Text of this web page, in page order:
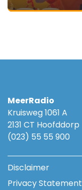
MeerRadio
Kruisweg 1061 A
2131 CT Hoofddorp
(023) 55 55 900
Disclaimer
Privacy Statement